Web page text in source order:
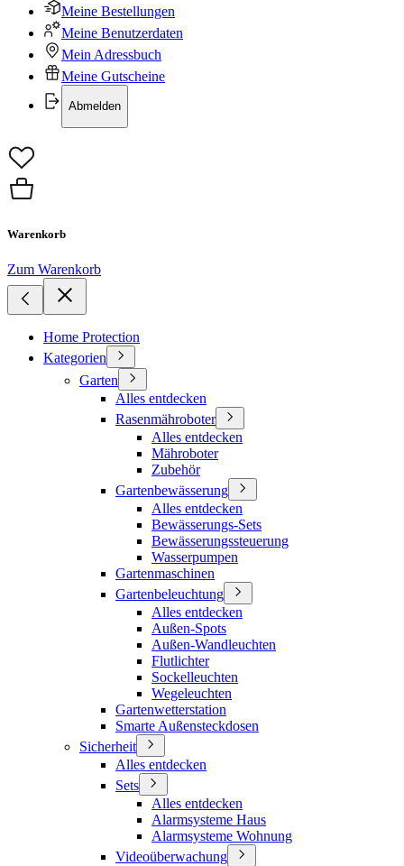
Meine Bestellungen
Meine Benutzerdaten
Mein Adressbuch
Meine Gutscheine
Abmelden
Warenkorb
Zum Warenkorb
Home Protection
Kategorien
Garten
Alles entdecken
Rasenmähroboter
Alles entdecken
Mähroboter
Zubehör
Gartenbewässerung
Alles entdecken
Bewässerungs-Sets
Bewässerungssteuerung
Wasserpumpen
Gartenmaschinen
Gartenbeleuchtung
Alles entdecken
Außen-Spots
Außen-Wandleuchten
Flutlichter
Sockelleuchten
Wegeleuchten
Gartenwetterstation
Smarte Außensteckdosen
Sicherheit
Alles entdecken
Sets
Alles entdecken
Alarmsysteme Haus
Alarmsysteme Wohnung
Videoüberwachung